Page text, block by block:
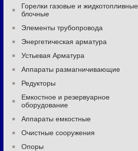
Горелки газовые и жидкотопливные
блочные
Элементы трубопровода
Энергетическая арматура
Устьевая Арматура
Аппараты размагничивающие
Редукторы
Емкостное и резервуарное
оборудование
Аппараты емкостные
Очистные сооружения
Опоры